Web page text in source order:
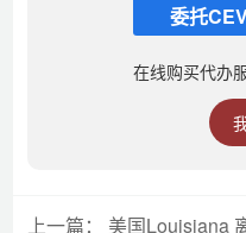
委托
在线购买代办
上一篇：
美国Louisiana